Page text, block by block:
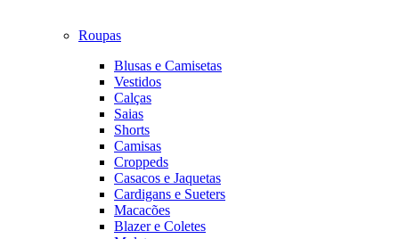
Roupas
Blusas e Camisetas
Vestidos
Calças
Saias
Shorts
Camisas
Croppeds
Casacos e Jaquetas
Cardigans e Sueters
Macacões
Blazer e Coletes